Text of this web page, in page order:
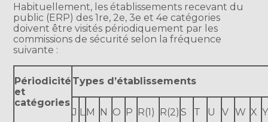
Habituellement, les établissements recevant du
public (ERP) des 1re, 2e, 3e et 4e catégories
doivent être visités périodiquement par les
commissions de sécurité selon la fréquence
suivante :
Périodicité
et
catégories
Types d’établissements
J L M N O P R(1) R(2) S T U V W X Y